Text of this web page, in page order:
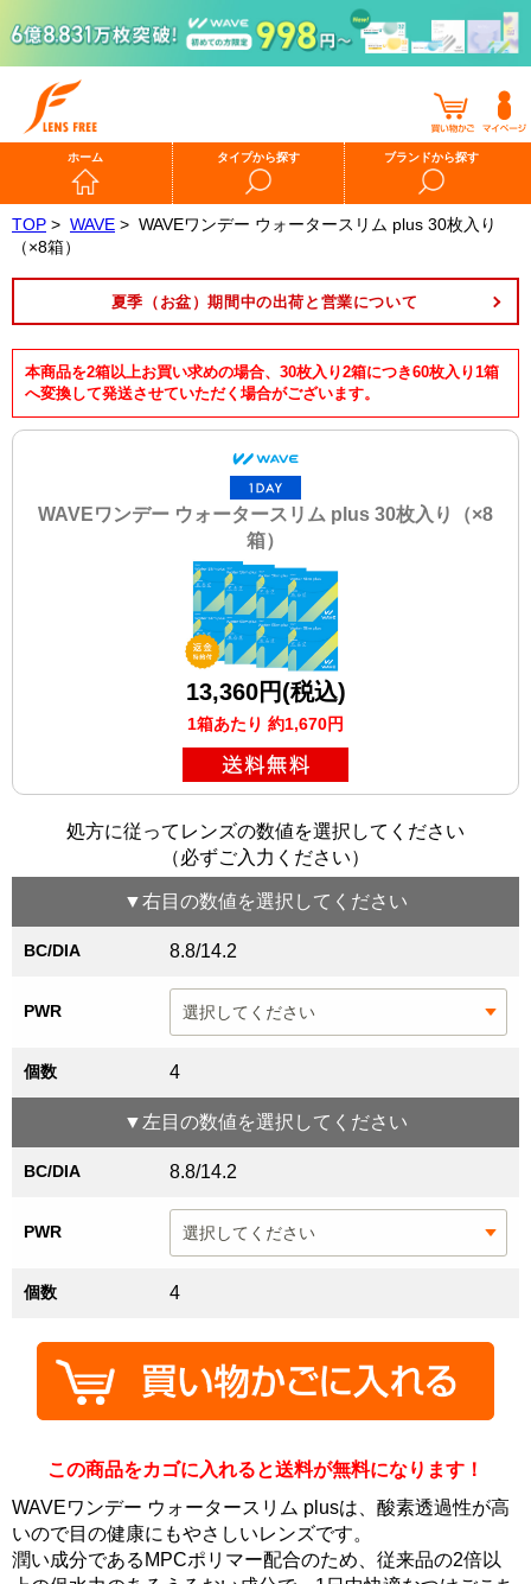
ホーム タイプから探す ブランドから探す
TOP > WAVE > WAVEワンデー ウォータースリム plus 30枚入り
（×8箱）
夏季（お盆）期間中の出荷と営業について
本商品を2箱以上お買い求めの場合、30枚入り2箱につき60枚入り1箱
へ変換して発送させていただく場合がございます。
WAVEワンデー ウォータースリム plus 30枚入り（×8
箱）
13,360円(税込)
1箱あたり 約1,670円
処方に従ってレンズの数値を選択してください
（必ずご入力ください）
▼右目 の数値を選択してください
BC/DIA 8.8/14.2
PWR
個数 4
▼ 左目 の数値を選択してください
BC/DIA 8.8/14.2
PWR
個数 4
この商品をカゴに入れると送料が無料になります！
WAVEワンデー ウォータースリム plusは、酸素透過性が高
いので目の健康にもやさしいレンズです。
潤い成分であるMPCポリマー配合のため、従来品の2倍以